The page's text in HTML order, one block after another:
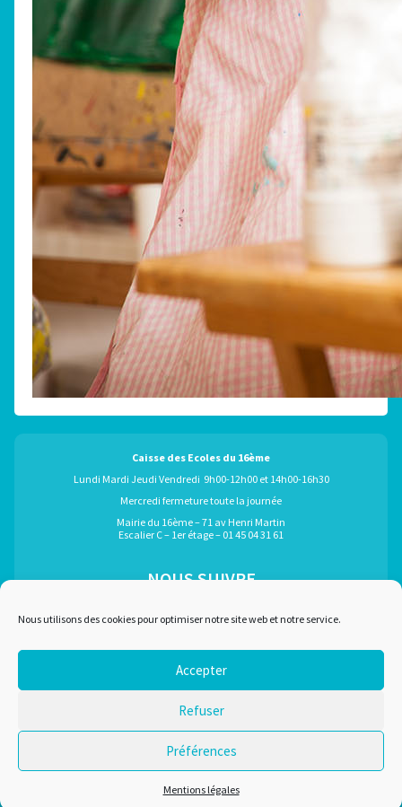
Nous utilisons des cookies pour optimiser notre site web et notre service.
Accepter
Refuser
Préférences
Mentions légales
Caisse des Ecoles du 16ème
Lundi Mardi Jeudi Vendredi 9h00-12h00 et 14h00-16h30
Mercredi fermeture toute la journée
Mairie du 16ème – 71 av Henri Martin
Escalier C – 1er étage – 01 45 04 31 61
NOUS SUIVRE
Marchés publics
Recrutement
Liens utiles
Conditions d'utilisation
Plan du site
Mentions légales
Nous contacter